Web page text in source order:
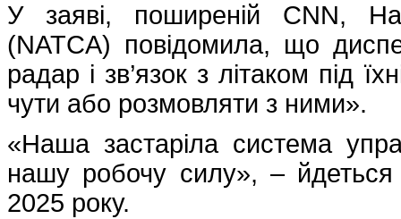
У заяві, поширеній CNN,
(NATCA) повідомила, що
радар і зв’язок з літаком під
чути або розмовляти з ними».
«Наша застаріла система
нашу робочу силу», – йдеться
2025 року.